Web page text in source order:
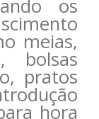
os
meias,
bolsas
pratos
hora